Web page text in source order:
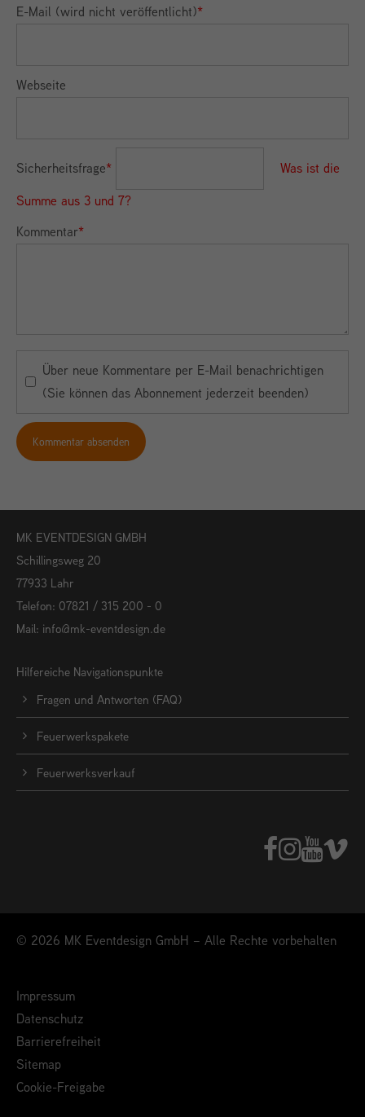
E-Mail (wird nicht veröffentlicht)*
Webseite
Sicherheitsfrage*
Was ist die
Summe aus 3 und 7?
Kommentar*
Über neue Kommentare per E-Mail benachrichtigen
(Sie können das Abonnement jederzeit beenden)
Kommentar absenden
MK EVENTDESIGN GMBH
Schillingsweg 20
77933 Lahr
Telefon: 07821 / 315 200 - 0
Mail: info@mk-eventdesign.de
Hilfereiche Navigationspunkte
Fragen und Antworten (FAQ)
Feuerwerkspakete
Feuerwerksverkauf
© 2026 MK Eventdesign GmbH – Alle Rechte vorbehalten
Impressum
Datenschutz
Barrierefreiheit
Sitemap
Cookie-Freigabe